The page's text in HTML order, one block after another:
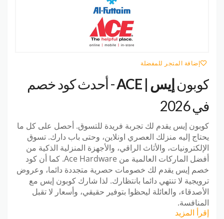
إضافة المتجر للمفضلة
كوبونإيس | ACE
- أحدث كود خصم
في 2026
كوبون إيس يقدم لك تجربة فريدة للتسوق. أحصل على كل ما
يحتاج إليه منزلك العصري اونلاين، وحتى باب دارك. تسوق
الإلكترونيات، والأثاث الراقي، والأجهزة المنزلية الذكية من
أفضل الماركات العالمية من Ace Hardware. كما أن كود
خصم إيس يقدم لك خصومات حصرية متجددة دائما، وعروض
ترويجية لا تنتهي دائما بانتظارك. لذا شارك كوبون إيس مع
الأصدقاء، والعائلة ليحظوا بتوفير حقيقي، وأسعار لا تقبل
المنافسة.
إقرأ المزيد